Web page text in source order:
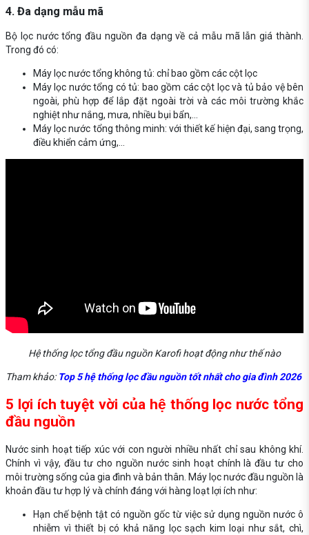
4. Đa dạng mẫu mã
Bộ lọc nước tổng đầu nguồn đa dạng về cả mẫu mã lẫn giá thành.
Trong đó có:
Máy lọc nước tổng không tủ: chỉ bao gồm các cột lọc
Máy lọc nước tổng có tủ: bao gồm các cột lọc và tủ bảo vệ bên
ngoài, phù hợp để lắp đặt ngoài trời và các môi trường khắc
nghiệt như nắng, mưa, nhiều bụi bẩn,...
Máy lọc nước tổng thông minh: với thiết kế hiện đại, sang trọng,
điều khiển cảm ứng,...
Hệ thống lọc tổng đầu nguồn Karofi hoạt động như thế nào
Tham khảo: Top 5 hệ thống lọc đầu nguồn tốt nhất cho gia đình 2026
5 lợi ích tuyệt vời của hệ thống lọc nước tổng
đầu nguồn
Nước sinh hoạt tiếp xúc với con người nhiều nhất chỉ sau không khí.
Chính vì vậy, đầu tư cho nguồn nước sinh hoạt chính là đầu tư cho
môi trường sống của gia đình và bản thân. Máy lọc nước đầu nguồn là
khoản đầu tư hợp lý và chính đáng với hàng loạt lợi ích như:
Hạn chế bệnh tật có nguồn gốc từ việc sử dụng nguồn nước ô
nhiễm vì thiết bị có khả năng lọc sạch kim loại như sắt, chì,